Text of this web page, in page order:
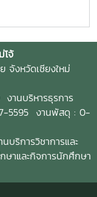
ตสาหกรรม -
มต้องการของ
วมมือครั้งนี้สะท้อน
หาวิทยาลัยแม่โจ้
ครัฐ เพื่อผลิตและ
ชีพที่ได้มาตรฐาน
ตสาหกรรมด้าน
งงานทดแทน
ข่ายความร่วมมือกับ
นาทักษะวิชาชีพ และ
ประเทศอย่าง
ยาลัยพลังงาน
ร.ยิ่งรักษ์ อรรถเวช
ณาจารย์ บุคลากร
รม สัมมนาวิชาการ
ระหว่าง
กษาในแขวงหลวงพระ
การสัมมนาครั้งนี้จัด
รู้ ติดตามผลการ
อ (MOU) และร่วม
ารศึกษา การวิจัย
ะ สปป.ลาว ให้เกิด
โจ้
จังหวัดเชียงใหม่
านบริหารธุรการ
5595 งานพัสดุ : 0-
บริการวิชาการและ
าและกิจการนักศึกษา